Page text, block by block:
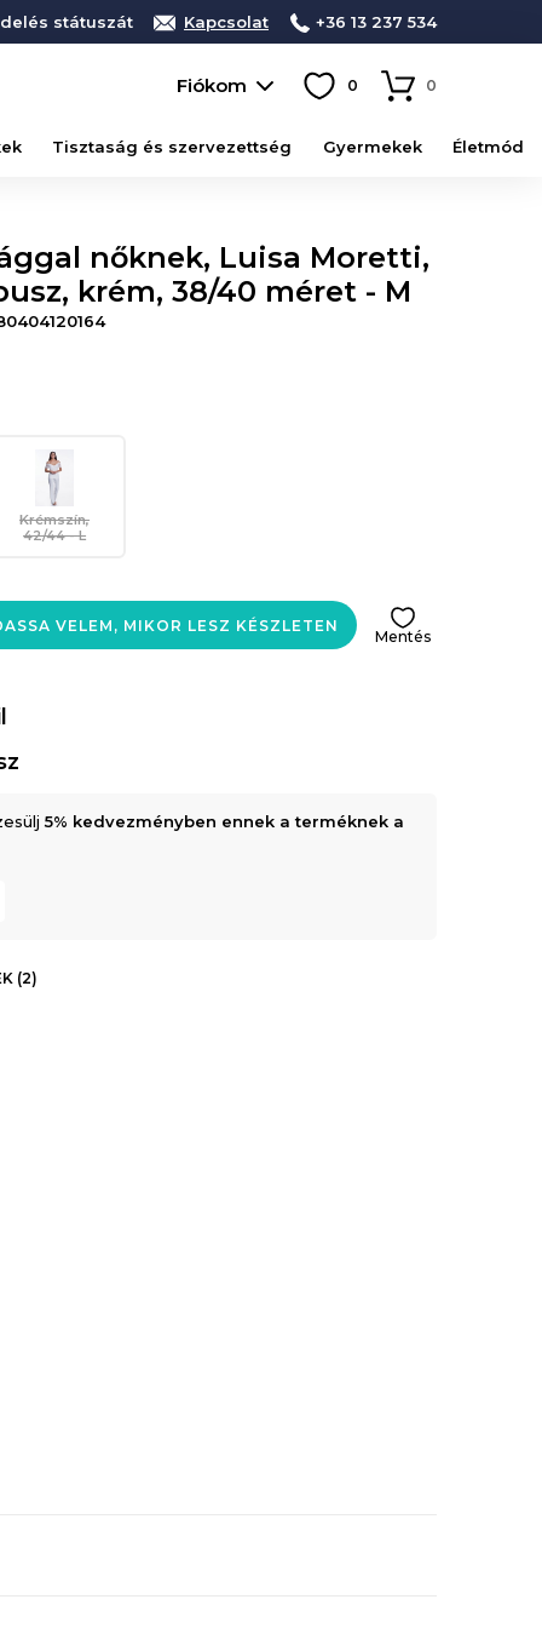
státuszát Kapcsolat +36 13 237 534
Fiókom 0 0
Tisztaság és szervezettség Gyermekek Életmód
nőknek, Luisa Moretti,
krém, 38/40 méret - M
Krémszín,
42/44 - L
VELEM, MIKOR LESZ KÉSZLETEN
Mentés
5% kedvezményben ennek a terméknek a
(2)